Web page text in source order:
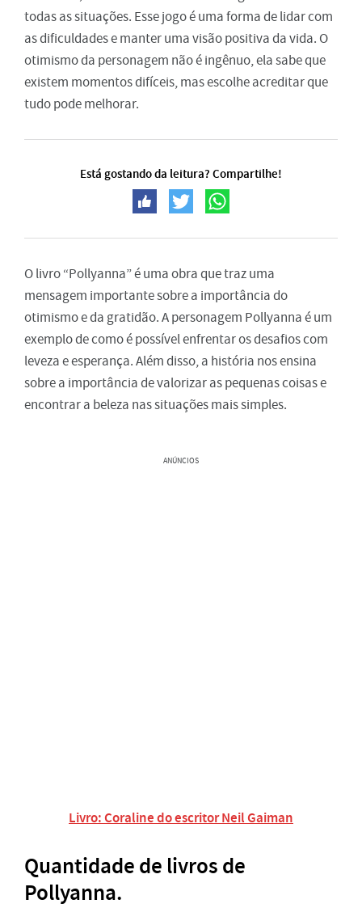
todas as situações. Esse jogo é uma forma de lidar com
as dificuldades e manter uma visão positiva da vida. O
otimismo da personagem não é ingênuo, ela sabe que
existem momentos difíceis, mas escolhe acreditar que
tudo pode melhorar.
Está gostando da leitura? Compartilhe!
O livro “Pollyanna” é uma obra que traz uma
mensagem importante sobre a importância do
otimismo e da gratidão. A personagem Pollyanna é um
exemplo de como é possível enfrentar os desafios com
leveza e esperança. Além disso, a história nos ensina
sobre a importância de valorizar as pequenas coisas e
encontrar a beleza nas situações mais simples.
ANÚNCIOS
Livro: Coraline do escritor Neil Gaiman
Quantidade de livros de
Pollyanna.